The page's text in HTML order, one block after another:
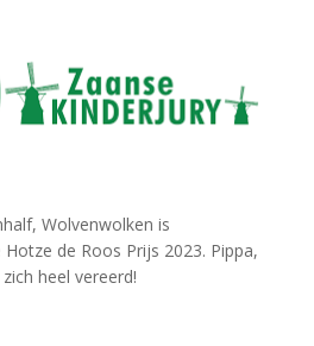
Wolvenwolken is
de Roos Prijs 2023. Pippa,
heel vereerd!